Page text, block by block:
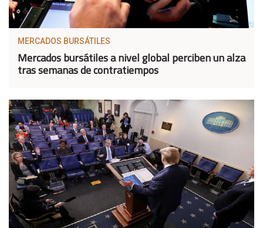
MERCADOS BURSÁTILES
Mercados bursátiles a nivel global perciben un alza
tras semanas de contratiempos